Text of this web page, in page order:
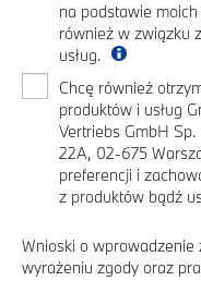
na podstawie
również w związku
usług.
Chcę również
produktów i usług
Vertriebs GmbH Sp.
22A, 02-675
preferencji i
z produktów bądź
Wnioski o
wyrażeniu zgody oraz